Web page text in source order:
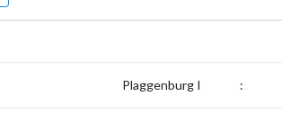
Plaggenburg I :